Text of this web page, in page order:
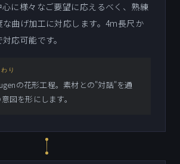
心に様々なご要望に応えるべく、熟練
な曲げ加工に対応します。4m長尺か
応可能です。
り
の花形工程。素材との"対話"を通
図を形にします。